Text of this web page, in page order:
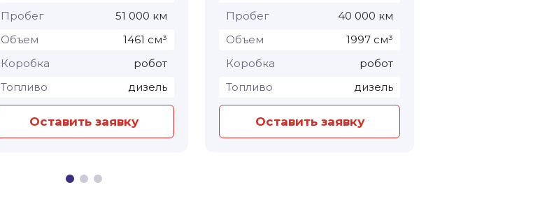
Пробег
51 000 км
Объем
1461 см³
Коробка
робот
Топливо
дизель
Оставить заявку
Пробег
40 000 км
Объем
1997 см³
Коробка
робот
Топливо
дизель
Оставить заявку